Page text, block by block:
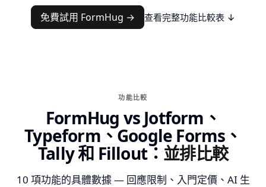
免費試用 FormHug → 查看完整功能比較表 ↓
功能比較
FormHug vs Jotform、
Typeform、Google Forms、
Tally 和 Fillout： 並排比較
10 項功能的具體數據 — 回應限制、入門定價、AI 生